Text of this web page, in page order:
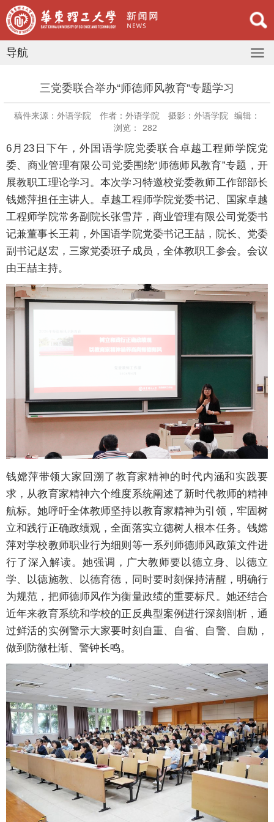
导航
三党委联合举办“师德师风教育”专题学习
稿件来源：外语学院 作者：外语学院 摄影：外语学院
编辑：
浏览：
282
6月23日下午，外国语学院党委联合卓越工程师学院党
委、商业管理有限公司党委围绕“师德师风教育”专题，开
展教职工理论学习。本次学习特邀校党委教师工作部部长
钱嫦萍担任主讲人。卓越工程师学院党委书记、国家卓越
工程师学院常务副院长张雪芹，商业管理有限公司党委书
记兼董事长王莉，外国语学院党委书记王喆，院长、党委
副书记赵宏，三家党委班子成员，全体教职工参会。会议
由王喆主持。
钱嫦萍带领大家回溯了教育家精神的时代内涵和实践要
求，从教育家精神六个维度系统阐述了新时代教师的精神
航标。她呼吁全体教师坚持以教育家精神为引领，牢固树
立和践行正确政绩观，全面落实立德树人根本任务。钱嫦
萍对学校教师职业行为细则等一系列师德师风政策文件进
行了深入解读。她强调，广大教师要以德立身、以德立
学、以德施教、以德育德，同时要时刻保持清醒，明确行
为规范，把师德师风作为衡量政绩的重要标尺。她还结合
近年来教育系统和学校的正反典型案例进行深刻剖析，通
过鲜活的实例警示大家要时刻自重、自省、自警、自励，
做到防微杜渐、警钟长鸣。